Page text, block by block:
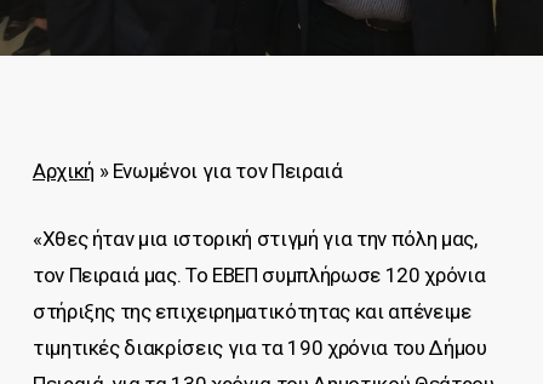
Αρχική » Ενωμένοι για τον Πειραιά
«Χθες ήταν μια ιστορική στιγμή για την πόλη μας,
τον Πειραιά μας. Το ΕΒΕΠ συμπλήρωσε 120 χρόνια
στήριξης της επιχειρηματικότητας και απένειμε
τιμητικές διακρίσεις για τα 190 χρόνια του Δήμου